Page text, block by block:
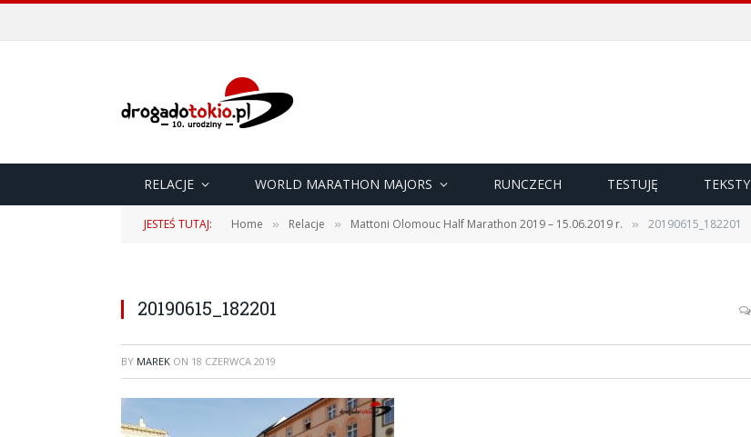
RELACJE WORLD MARATHON MAJORS RUNCZECH TESTUJĘ TEKSTY
JESTEŚ TUTAJ: Home » Relacje » Mattoni Olomouc Half Marathon 2019 – 15.06.2019 r. » 20190615_182201
20190615_182201
BY MAREK ON 18 CZERWCA 2019